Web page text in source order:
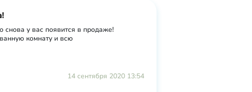
снова у вас появится в продаже!
комнату и всю
14 сентября 2020 13:54